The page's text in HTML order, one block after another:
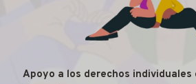
Apoyo a los derechos individuales